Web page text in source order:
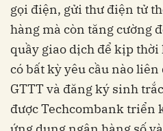
gọi điện, gửi thư điện tử
hàng mà còn tăng cường
quầy giao dịch để kịp
có bất kỳ yêu cầu nào
GTTT và đăng ký sinh
được Techcombank triển